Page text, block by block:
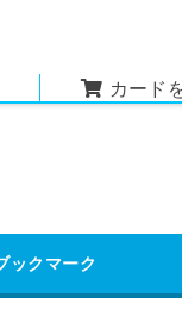
カード